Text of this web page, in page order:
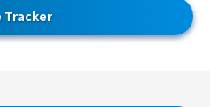
Tracker